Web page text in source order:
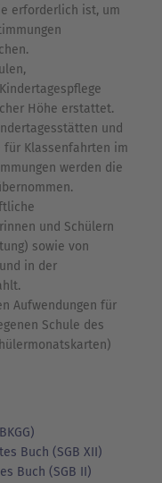
erforderlich ist, um
Höhe erstattet.
und
für Klassenfahrten im
werden die
und Schülern
sowie von
in der
Aufwendungen für
Schule des
Buch (SGB XII)
Buch (SGB II)